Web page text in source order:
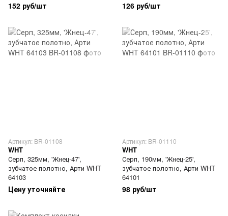
152 руб/шт 126 руб/шт
Артикул: BR-01108
WHT
Серп, 325мм, 'Жнец-47',
зубчатое полотно, Арти WHT
64103
Цену уточняйте
Артикул: BR-01110
WHT
Серп, 190мм, 'Жнец-25',
зубчатое полотно, Арти WHT
64101
98 руб/шт